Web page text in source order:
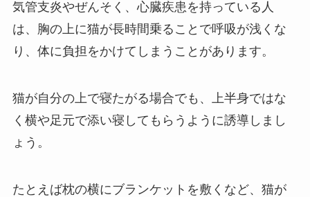
気管支炎やぜんそく、心臓疾患を持っている人
は、胸の上に猫が長時間乗ることで呼吸が浅くな
り、体に負担をかけてしまうことがあります。
猫が自分の上で寝たがる場合でも、上半身ではな
く横や足元で添い寝してもらうように誘導しまし
ょう。
たとえば枕の横にブランケットを敷くなど、猫が